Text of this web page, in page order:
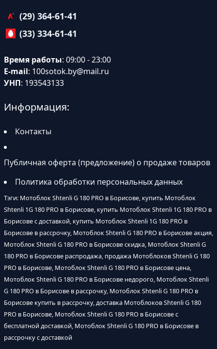
(29) 364-61-41
(33) 334-61-41
Время работы: 09:00 - 23:00
E-mail: 100sotok.by@mail.ru
УНП: 193543133
Информация:
Контакты
Публичная оферта (предложение) о продаже товаров
Политика обработки персональных данных
Тэги: Мотоблок Shtenli G 180 PRO в Борисове, купить Мотоблок
Shtenli 1G 180 PRO в Борисове, купить Мотоблок Shtenli 1G 180 PRO в
Борисове с доставкой, купить Мотоблок Shtenli 1G 180 PRO в
Борисове в рассрочку, Мотоблок Shtenli G 180 PRO в Борисове акция,
Мотоблок Shtenli G 180 PRO в Борисове скидка, Мотоблок Shtenli G
180 PRO в Борисове распродажа, продажа Мотоблоков Shtenli G 180
PRO в Борисове, Мотоблок Shtenli G 180 PRO в Борисове цена,
Мотоблок Shtenli G 180 PRO в Борисове недорого, Мотоблок Shtenli
G 180 PRO в Борисове в рассрочку, Мотоблок Shtenli G 180 PRO в
Борисове купить в рассрочку, доставка Мотоблоков Shtenli G 180
PRO в Борисове, Мотоблок Shtenli G 180 PRO в Борисове с
бесплатной доставкой, Мотоблок Shtenli G 180 PRO в Борисове в
рассрочку с доставкой